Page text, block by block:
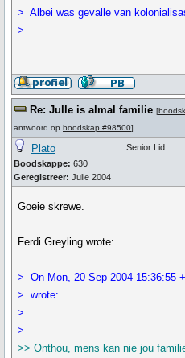
> Albei was gevalle van
>
Re: Julle is almal familie [
antwoord op boodskap #98500]
Plato
Boodskappe: 630
Geregistreer: Julie 2004
Senior Lid
Goeie skrewe.
Ferdi Greyling wrote:
> On Mon, 20 Sep 2004 15:36:55
> wrote:
>
>
>> Onthou, mens kan nie jou